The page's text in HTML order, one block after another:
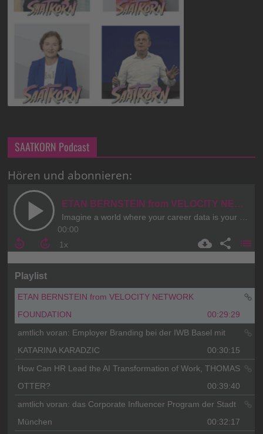
SAATKORN Podcast
Hören und abonnieren: